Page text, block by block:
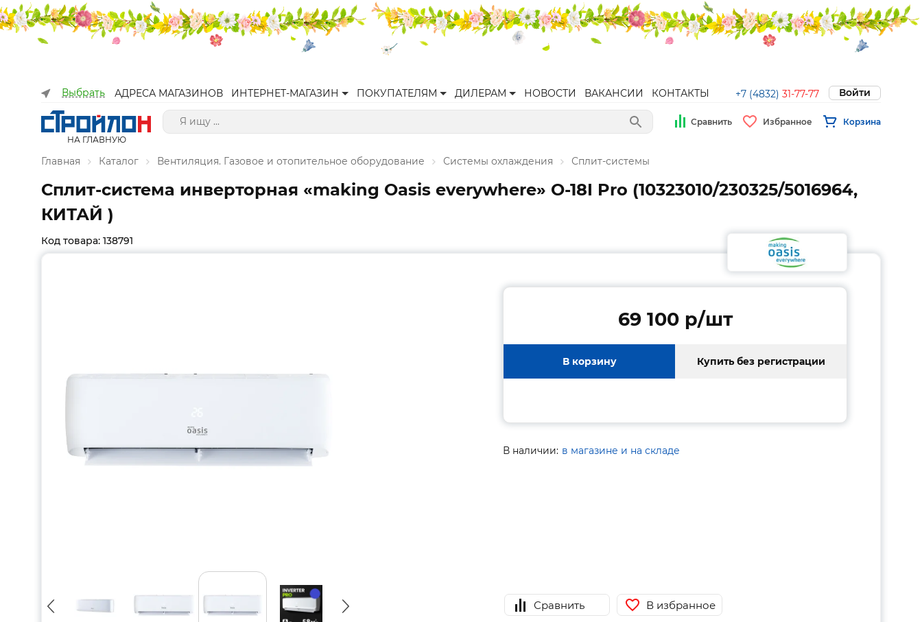
Выбрать АДРЕСА МАГАЗИНОВ ИНТЕРНЕТ-МАГАЗИН ПОКУПАТЕЛЯМ ДИЛЕРАМ НОВОСТИ ВАКАНСИИ КОНТАКТЫ +7 (4832) 31-77-77 Войти
НА ГЛАВНУЮ
Сравнить Избранное Корзина
Главная Каталог Вентиляция. Газовое и отопительное оборудование Системы охлаждения Сплит-системы
Сплит-система инверторная «making Oasis everywhere» O-18I Pro (10323010/230325/5016964,
КИТАЙ )
Код товара: 138791
69 100 p/шт
В корзину Купить без регистрации
В наличии: в магазине и на складе
Сравнить В избранное